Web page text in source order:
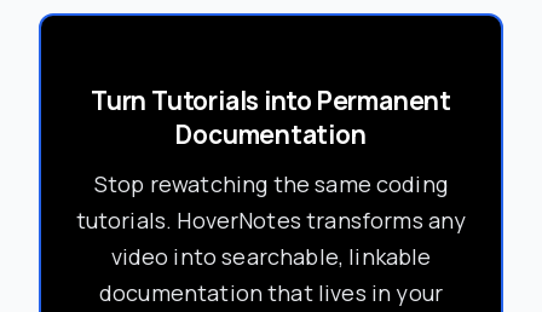
Turn Tutorials into Permanent
Documentation
Stop rewatching the same coding
tutorials. HoverNotes transforms any
video into searchable, linkable
documentation that lives in your